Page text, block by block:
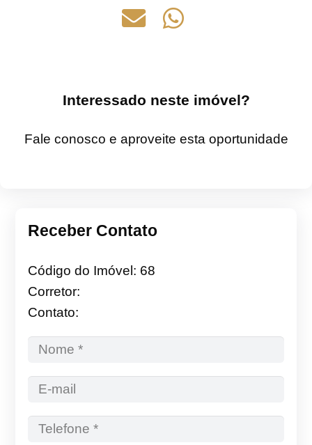
Interessado neste imóvel?
Fale conosco e aproveite esta oportunidade
Receber Contato
Código do Imóvel: 68
Corretor:
Contato: